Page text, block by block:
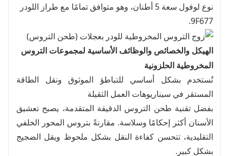
نوع لوفول سعة 5 أطنان، وهو متوافق تمامًا مع طراز اللودر
9F677.
الهيكل والخصائص والوظائف الأساسية لمجموعات التروس
المخروطية الحلزونية
تُستخدم بشكل أساسي للتباطؤ الموثوق ونقل الطاقة
المستقر في سيناريوهات العمل الثقيلة
بفضل تقنية طحن التروس الدقيقة المتقدمة، يصبح تعشيق
الأسنان أكثر إحكامًا وسلاسة. مقارنةً بتروس المحور الخلفي
التقليدية، تتحسن كفاءة النقل بشكل ملحوظ ويقل الضجيج
بشكل كبير.